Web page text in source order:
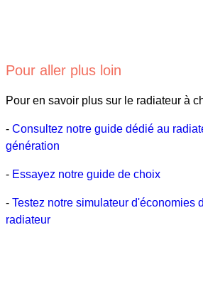
Pour aller plus loin
Pour en savoir plus sur le radiateur à
- Consultez notre guide dédié au
génération
- Essayez notre guide de choix
- Testez notre simulateur d'économies
radiateur